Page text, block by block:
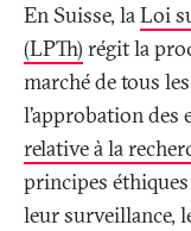
En Suisse, laLoi
(LPTh) régit la
marché de tous
l’approbation des
relative à la
principes
leur surveillance,